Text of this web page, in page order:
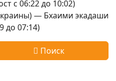
с 06:22 до 10:02)
— Бхаими экадаши
до 07:14)
Поиск